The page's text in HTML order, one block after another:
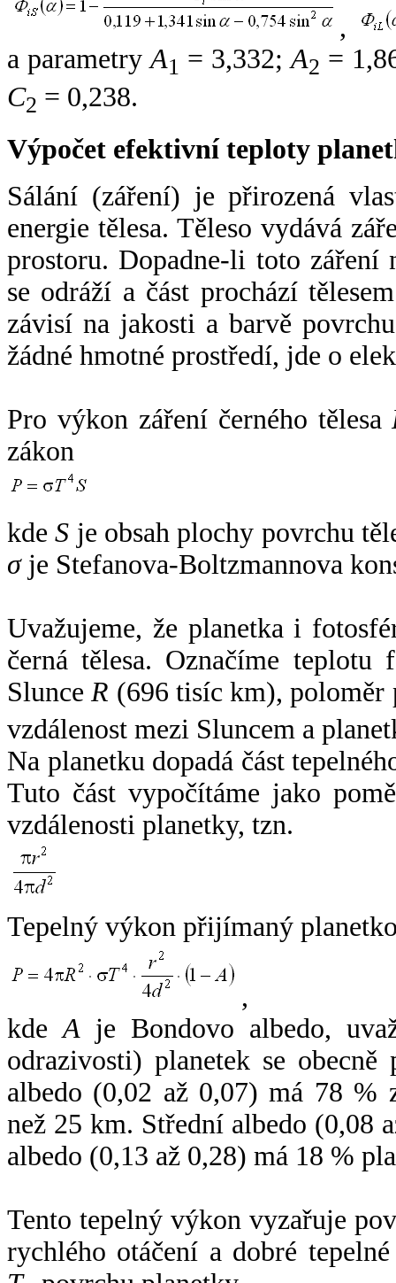
,
a parametryA1 = 3,332;A2 =
C2 = 0,238.
Výpočet efektivní teploty
Sálání (záření) je přirozená
energie tělesa. Těleso vydává
prostoru. Dopadne-li toto záření
se odráží a část prochází
závisí na jakosti a barvě
žádné hmotné prostředí, jde o
Pro výkon záření černého tělesa
zákon
kdeS je obsah plochy povrchu
σje Stefanova-Boltzmannova
Uvažujeme, že planetka i
černá tělesa. Označíme
SlunceR (696 tisíc km),
vzdálenost mezi Sluncem a
Na planetku dopadá část
Tuto část vypočítáme jako
vzdálenosti planetky, tzn.
Tepelný výkon přijímaný
,
kdeA je Bondovo albedo,
odrazivosti) planetek se
albedo (0,02 až 0,07) má 78 %
než 25 km. Střední albedo (0,08
albedo (0,13 až 0,28) má 18 %
Tento tepelný výkon vyzařuje
rychlého otáčení a dobré